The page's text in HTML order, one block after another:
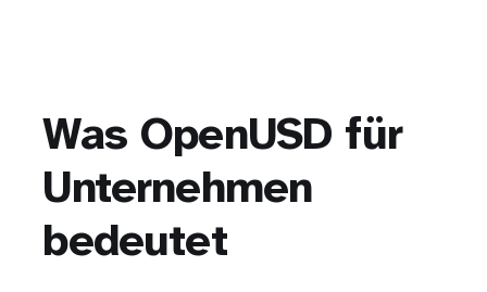
Was OpenUSD für
Unternehmen
bedeutet